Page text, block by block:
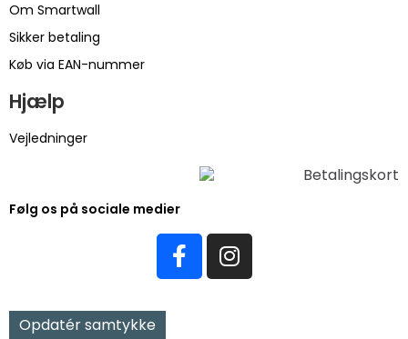
Om Smartwall
Sikker betaling
Køb via EAN-nummer
Hjælp
Vejledninger
Følg os på sociale medier
Opdatér samtykke